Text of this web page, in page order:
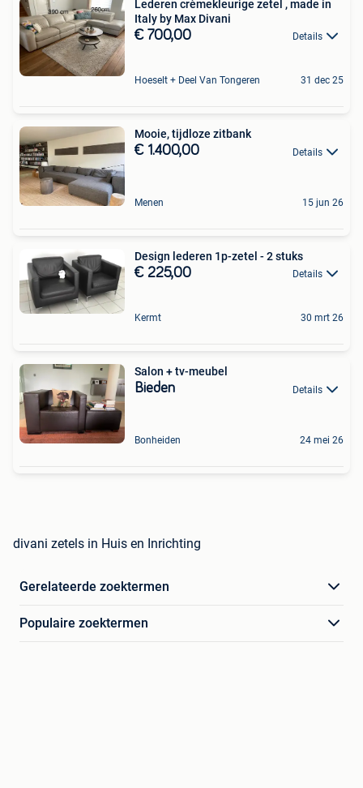
Lederen crèmekleurige zetel , made in
Italy by Max Divani
€ 700,00 Details
Hoeselt + Deel Van Tongeren 31 dec 25
Mooie, tijdloze zitbank
€ 1.400,00 Details
Menen 15 jun 26
Design lederen 1p-zetel - 2 stuks
€ 225,00 Details
Kermt 30 mrt 26
Salon + tv-meubel
Bieden Details
Bonheiden 24 mei 26
divani zetels in Huis en Inrichting
Gerelateerde zoektermen
Populaire zoektermen